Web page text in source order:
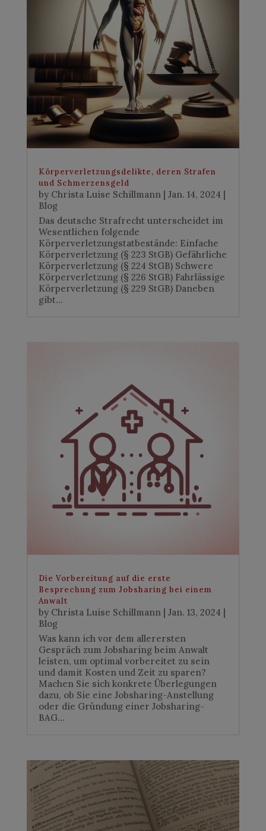
Körperverletzungsdelikte, deren Strafen
und Schmerzensgeld
by Christa Luise Schillmann | Jan. 14, 2024 |
Blog
Das deutsche Strafrecht unterscheidet im
Wesentlichen folgende
Körperverletzungstatbestände: Einfache
Körperverletzung (§ 223 StGB) Gefährliche
Körperverletzung (§ 224 StGB) Schwere
Körperverletzung (§ 226 StGB) Fahrlässige
Körperverletzung (§ 229 StGB) Daneben
gibt...
Die Vorbereitung auf die erste
Besprechung zum Jobsharing bei einem
Anwalt
by Christa Luise Schillmann| Jan. 13, 2024
Blog
Was kann ich vor dem allerersten
Gespräch zum Jobsharing beim Anwalt
leisten, um optimal vorbereitet zu sein
und damit Kosten und Zeit zu sparen?
Machen Sie sich konkrete Überlegungen
dazu, ob Sie eine Jobsharing-Anstellung
oder die Gründung einer Jobsharing-
BAG...